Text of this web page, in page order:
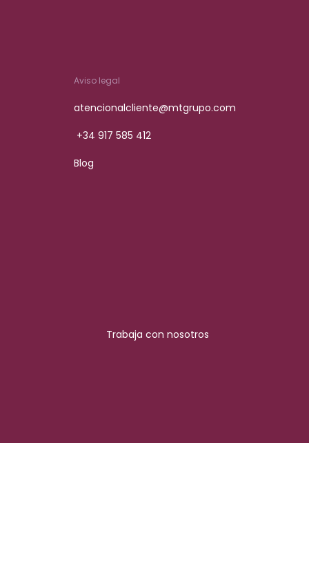
Aviso legal
atencionalcliente@mtgrupo.com
+34 917 585 412
Blog
Trabaja con nosotros